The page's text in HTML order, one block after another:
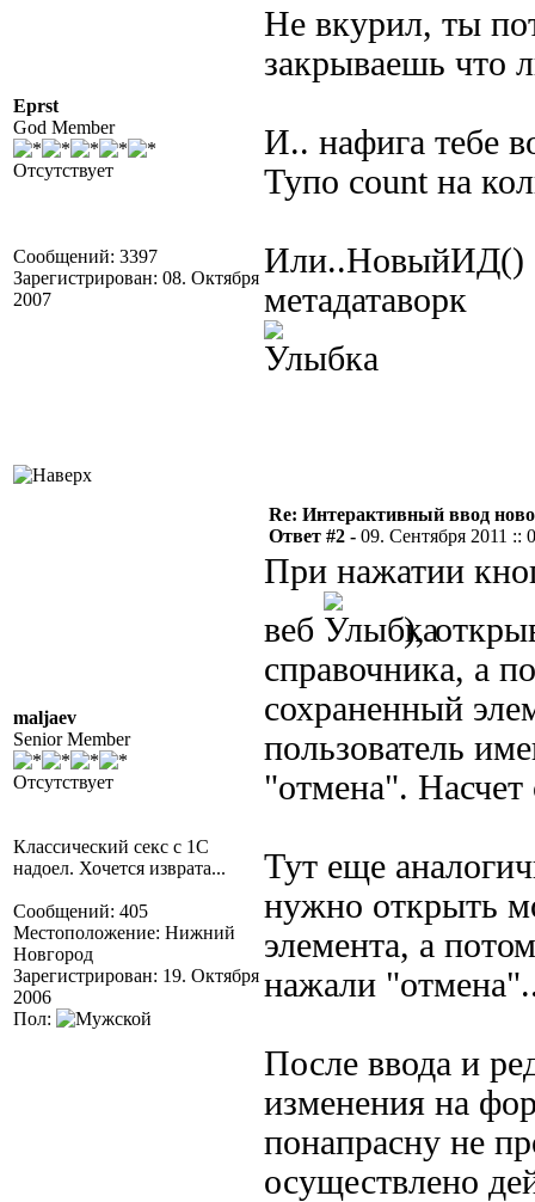
Eprst
God Member
Отсутствует
Сообщений: 3397
Зарегистрирован: 08. Октября
2007
Не вкурил, ты
закрываешь что
И.. нафига тебе
Тупо count на
Или..НовыйИД()
метадатаворк
maljaev
Senior Member
Отсутствует
Классический секс с 1С
надоел. Хочется изврата...
Сообщений: 405
Местоположение: Нижний
Новгород
Зарегистрирован: 19. Октября
2006
Пол:
Re: Интерактивный ввод
Ответ #2 - 09. Сентября 2011 ::
При нажатии
веб
),
справочника, а
сохраненный
пользователь
"отмена". Насчет
Тут еще
нужно открыть
элемента, а
нажали
После ввода и
изменения на
понапрасну не
осуществлено